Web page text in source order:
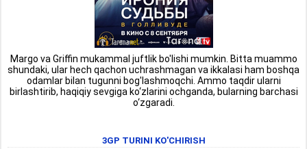
Margo va Griffin mukammal juftlik bo'lishi mumkin. Bitta muammo
shundaki, ular hech qachon uchrashmagan va ikkalasi ham boshqa
odamlar bilan tugunni bog'lashmoqchi. Ammo taqdir ularni
birlashtirib, haqiqiy sevgiga ko‘zlarini ochganda, bularning barchasi
o‘zgaradi.
3GP TURINI KO'CHIRISH